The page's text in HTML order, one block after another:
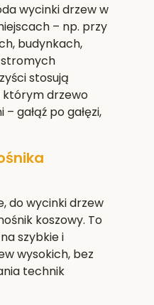
wycinki drzew w
– np. przy
budynkach,
stosują
którym drzewo
gałąź po gałęzi,
do wycinki drzew
koszowy. To
szybkie i
wysokich, bez
technik